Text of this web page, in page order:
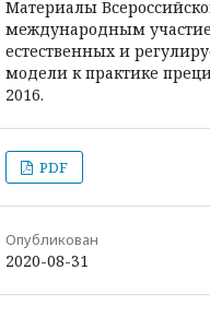
Материалы
международным
естественных и
модели к практике
2016.
PDF
Опубликован
2020-08-31